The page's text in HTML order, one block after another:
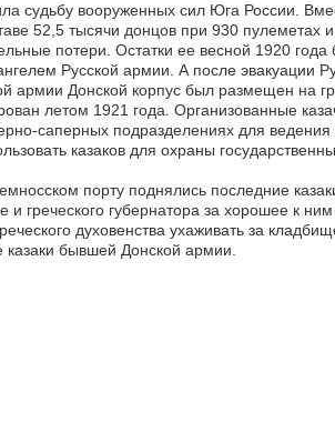
судьбу вооруженных сил Юга России.
52,5 тысячи донцов при 930 пулеметах
потери. Остатки ее весной 1920
Русской армии. А после эвакуации
армии Донской корпус был размещен на
летом 1921 года. Организованные
саперных подразделениях для
казаков для охраны
порту поднялись последние
и греческого губернатора за хорошее к
духовенства ухаживать за
казаки бывшей Донской армии.